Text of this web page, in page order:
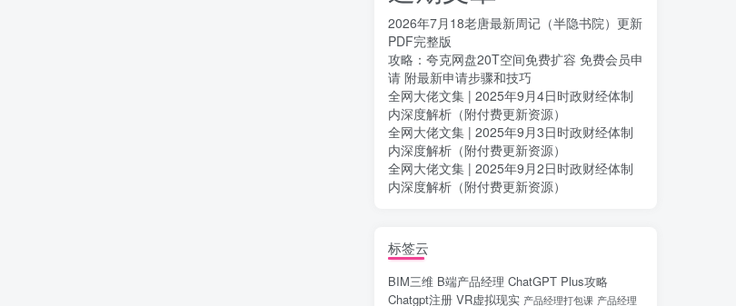
2026年7月18老唐最新周记（半隐书院）更新
PDF完整版
攻略：夸克网盘20T空间免费扩容 免费会员申
请 附最新申请步骤和技巧
全网大佬文集 | 2025年9月4日时政财经体制
内深度解析（附付费更新资源）
全网大佬文集 | 2025年9月3日时政财经体制
内深度解析（附付费更新资源）
全网大佬文集 | 2025年9月2日时政财经体制
内深度解析（附付费更新资源）
标签云
BIM三维 B端产品经理 ChatGPT Plus攻略
Chatgpt注册 VR虚拟现实 产品经理打包课 产品经理